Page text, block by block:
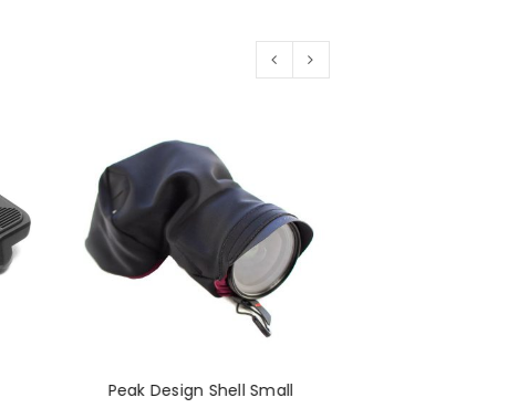
Peak Design Shell Small